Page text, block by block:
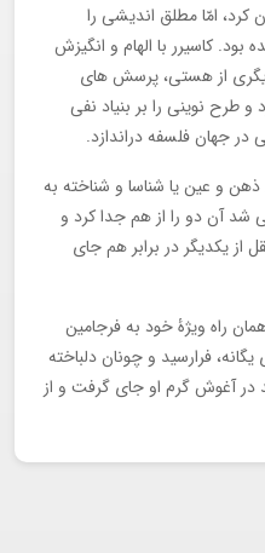
کرد، امّا مطلق اندیشی را
بود. کاسیرر با الهام و انگیزش
از هستی، پرسش های
طرح نوینی را بر بنیاد نفی
جهان فلسفه دراندازد.
و عین یا شناسا و شناخته به
شد آن دو را از هم جدا کرد و
از یکدیگر در برابر هم جای
راه ویژۀ خود به فرجامین
فرارسید و چونان دلباخته
در آغوش گرم او جای گرفت و از